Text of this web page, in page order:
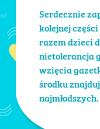
Serdecznie
kolejnej
razem dzieci
nietolerancja
wzięcia
środku
najmłodszych.